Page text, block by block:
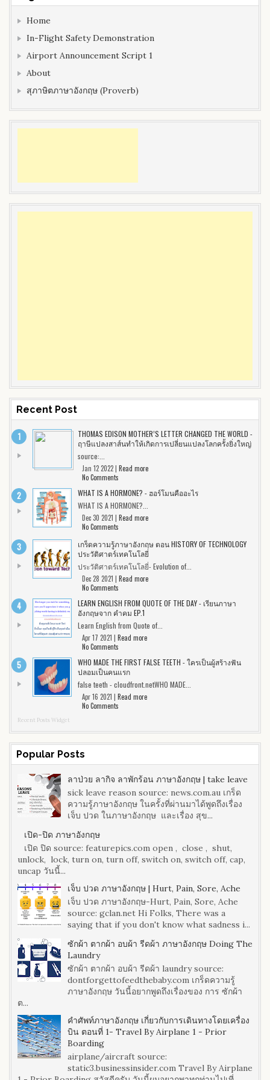
Home
In-Flight Safety Demonstration
Airport Announcement Script 1
About
สุภาษิตภาษาอังกฤษ (Proverb)
Recent Post
THOMAS EDISON MOTHER’S LETTER CHANGED THE WORLD -
ฤาษีแปลงสาส์นทำให้เกิดการเปลี่ยนแปลงโลกครั้งยิ่งใหญ่
source:...
Jan 12 2022 | Read more
No Comments
WHAT IS A HORMONE? - ฮอร์โมนคืออะไร
WHAT IS A HORMONE?...
Dec 30 2021 | Read more
No Comments
เกร็ดความรู้ภาษาอังกฤษ ตอน HISTORY OF TECHNOLOGY
ประวัติศาตร์เทคโนโลยี่
ประวัติศาตร์เทคโนโลยี่- Evolution of...
Dec 28 2021 | Read more
No Comments
LEARN ENGLISH FROM QUOTE OF THE DAY - เรียนภาษา
อังกฤษจาก คำคม EP.1
Learn English from Quote of...
Apr 17 2021 | Read more
No Comments
WHO MADE THE FIRST FALSE TEETH - ใครเป็นผู้สร้างฟัน
ปลอมเป็นคนแรก
false teeth - cloudfront.netWHO MADE...
Apr 16 2021 | Read more
No Comments
Recent Posts Widget
Popular Posts
ลาป่วย ลากิจ ลาพักร้อน ภาษาอังกฤษ | take leave
sick leave reason source: news.com.au เกร็ด
ความรู้ภาษาอังกฤษ ในครั้งที่ผ่านมาได้พูดถึงเรื่อง
เจ็บ ปวด ในภาษาอังกฤษ และเรื่อง สุข...
เปิด-ปิด ภาษาอังกฤษ
เปิด ปิด source: featurepics.com open , close , shut,
unlock, lock, turn on, turn off, switch on, switch off, cap,
uncap วันนี้...
เจ็บ ปวด ภาษาอังกฤษ | Hurt, Pain, Sore, Ache
เจ็บ ปวด ภาษาอังกฤษ-Hurt, Pain, Sore, Ache
source: gclan.net Hi Folks, There was a
saying that if you don't know what sadness i...
ซักผ้า ตากผ้า อบผ้า รีดผ้า ภาษาอังกฤษ Doing The
Laundry
ซักผ้า ตากผ้า อบผ้า รีดผ้า laundry source:
dontforgettofeedthebaby.com เกร็ดความรู้
ภาษาอังกฤษ วันนี้อยากพูดถึงเรื่องของ การ ซักผ้า
ต...
คำศัพท์ภาษาอังกฤษ เกี่ยวกับการเดินทางโดยเครื่อง
บิน ตอนที่ 1- Travel By Airplane 1 - Prior
Boarding
airplane/aircraft source:
static3.businessinsider.com Travel By Airplane